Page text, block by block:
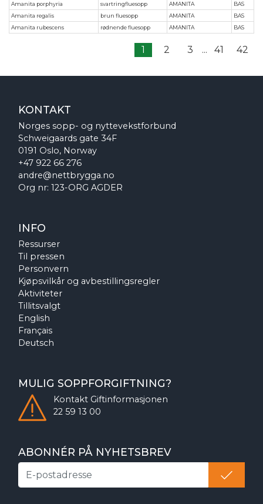
Amanita porphyria
svartringfluesopp AMANITA
BAS
Amanita regalis
brun fluesopp AMANITA
BAS
Amanita rubescens
rødnende fluesopp AMANITA BAS
1 2 3 ... 41 42
KONTAKT
Norges sopp- og nyttevekstforbund
Schweigaards gate 34F
0191 Oslo, Norway
+47 922 66 276
andre@nettbrygga.no
Org nr: 123-ORG AGDER
INFO
Ressurser
Til pressen
Personvern
Kjøpsvilkår og avbestillingsregler
Aktiviteter
Tillitsvalgt
English
Français
Deutsch
MULIG SOPPFORGIFTNING?
Kontakt Giftinformasjonen
22 59 13 00
ABONNÉR PÅ NYHETSBREV